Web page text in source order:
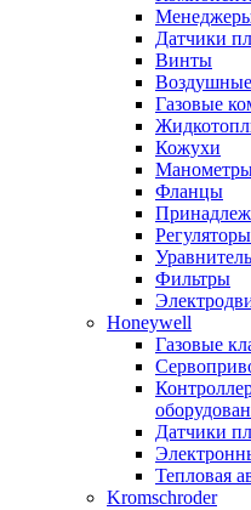
Датчики
Винты
Воздушные
Газовые
Кожухи
Фланцы
Фильтры
Honeywell
Газовые
Датчики
Тепловая
Kromschroder